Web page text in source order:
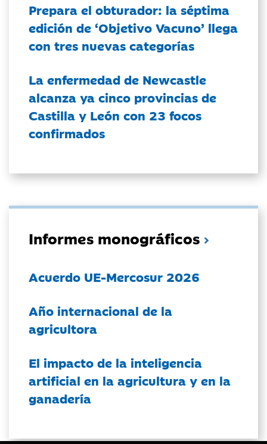
Prepara el obturador: la séptima
edición de ‘Objetivo Vacuno’ llega
con tres nuevas categorías
La enfermedad de Newcastle
alcanza ya cinco provincias de
Castilla y León con 23 focos
confirmados
Informes monográficos
Acuerdo UE-Mercosur 2026
Año internacional de la
agricultora
El impacto de la inteligencia
artificial en la agricultura y en la
ganadería